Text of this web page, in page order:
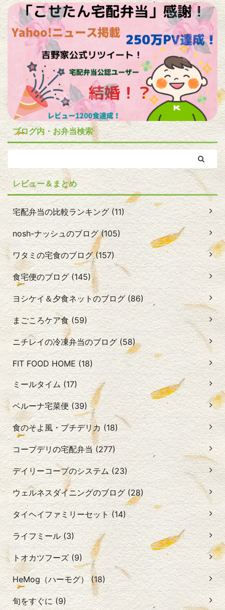
ブログ内・お弁当検索
レビュー＆まとめ
宅配弁当の比較ランキング (11)
nosh-ナッシュのブログ (105)
ワタミの宅食のブログ (157)
食宅便のブログ (145)
ヨシケイ＆夕食ネットのブログ (86)
まごころケア食 (59)
ニチレイの冷凍弁当のブログ (58)
FIT FOOD HOME (18)
ミールタイム (17)
ベルーナ宅菜便 (39)
食のそよ風・プチデリカ (18)
コープデリの宅配弁当 (277)
デイリーコープのシステム (23)
ウェルネスダイニングのブログ (28)
タイヘイファミリーセット (14)
ライフミール (3)
トオカツフーズ (9)
HeMog（ハーモグ） (18)
旬をすぐに (9)